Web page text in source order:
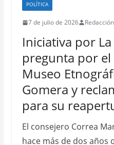
POLÍTICA
7 de julio de 2026
Iniciativa por
pregunta por el
Museo
Gomera y
para su
El consejero Correa
hace más de dos años